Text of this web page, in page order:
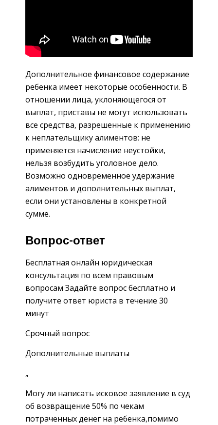
Дополнительное финансовое содержание
ребенка имеет некоторые особенности. В
отношении лица, уклоняющегося от
выплат, приставы не могут использовать
все средства, разрешенные к применению
к неплательщику алиментов: не
применяется начисление неустойки,
нельзя возбудить уголовное дело.
Возможно одновременное удержание
алиментов и дополнительных выплат,
если они установлены в конкретной
сумме.
Вопрос-ответ
Бесплатная онлайн юридическая
консультация по всем правовым
вопросам Задайте вопрос бесплатно и
получите ответ юриста в течение 30
минут
Срочный вопрос
Дополнительные выплаты
„
Могу ли написать исковое заявление в суд
об возвращение 50% по чекам
потраченных денег на ребенка,помимо